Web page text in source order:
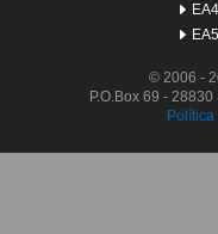
© 2006 -
P.O.Box 69 -